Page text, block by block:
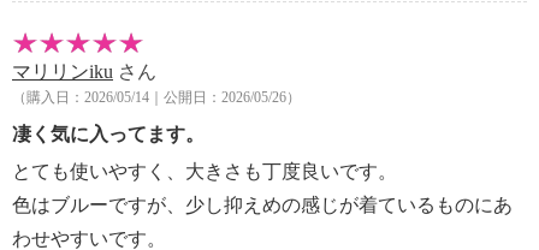
マリリンiku さん
（購入日：2026/05/14｜公開日：2026/05/26）
凄く気に入ってます。
とても使いやすく、大きさも丁度良いです。
色はブルーですが、少し抑えめの感じが着ているものにあ
わせやすいです。